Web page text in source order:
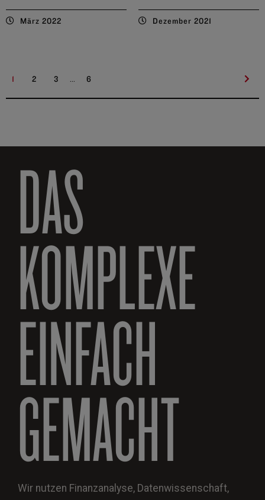
März 2022 Dezember 2021
1 2 3 ... 6
DAS
KOMPLEXE
EINFACH
GEMACHT
Wir nutzen Finanzanalyse, Datenwissenschaft,